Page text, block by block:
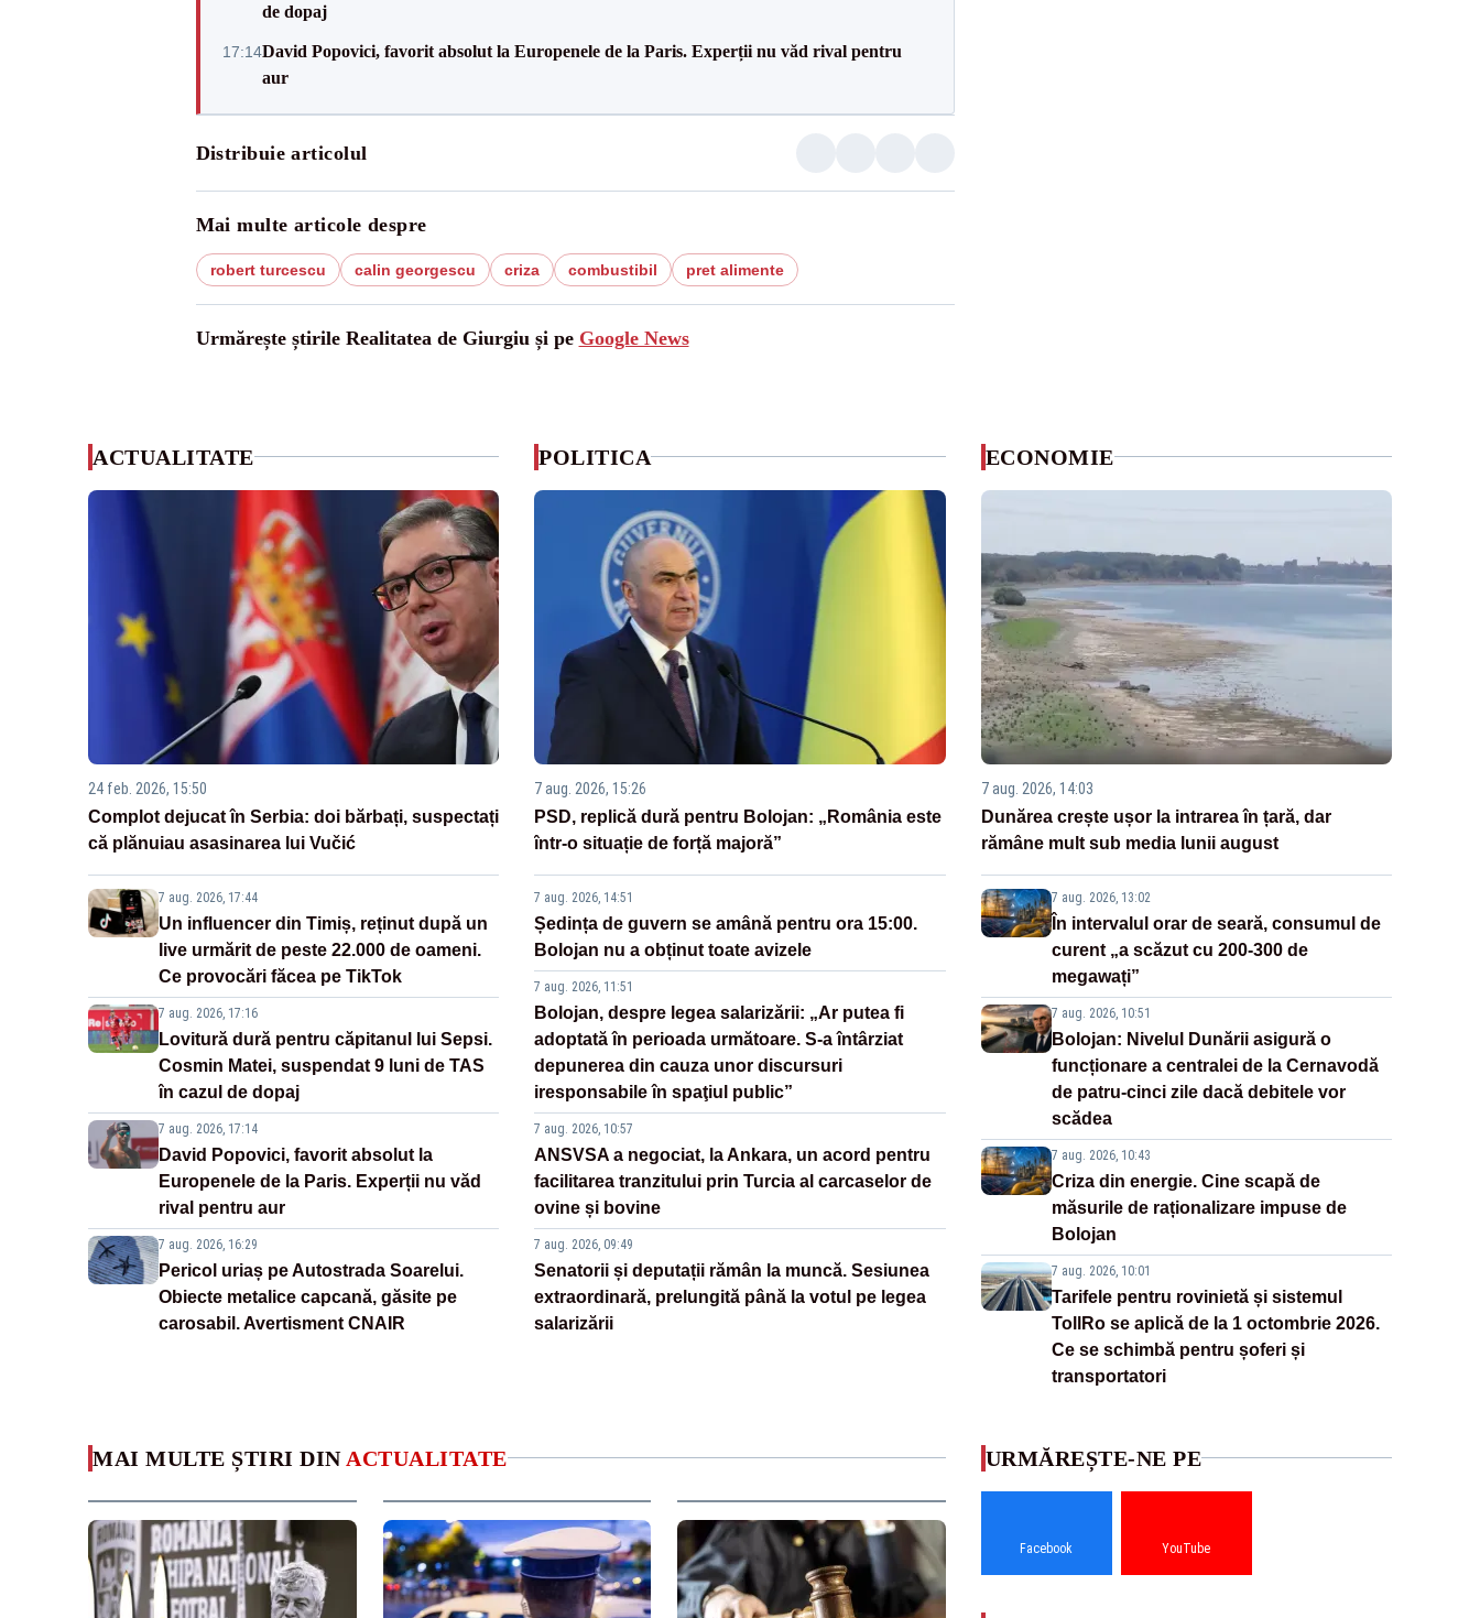
de dopaj
17:14David Popovici, favorit absolut la Europenele de la Paris. Experții nu văd rival pentru
aur
Distribuie articolul
Mai multe articole despre
robert turcescu calin georgescu criza combustibil pret alimente
Urmărește știrile Realitatea de Giurgiu și pe Google News
ACTUALITATE
24 feb. 2026, 15:50
Complot dejucat în Serbia: doi bărbați, suspectați
că plănuiau asasinarea lui Vučić
7 aug. 2026, 17:44
Un influencer din Timiș, reținut după un
live urmărit de peste 22.000 de oameni.
Ce provocări făcea pe TikTok
7 aug. 2026, 17:16
Lovitură dură pentru căpitanul lui Sepsi.
Cosmin Matei, suspendat 9 luni de TAS
în cazul de dopaj
7 aug. 2026, 17:14
David Popovici, favorit absolut la
Europenele de la Paris. Experții nu văd
rival pentru aur
7 aug. 2026, 16:29
Pericol uriaș pe Autostrada Soarelui.
Obiecte metalice capcană, găsite pe
carosabil. Avertisment CNAIR
POLITICA
7 aug. 2026, 15:26
PSD, replică dură pentru Bolojan: „România este
într-o situație de forță majoră”
7 aug. 2026, 14:51
Ședința de guvern se amână pentru ora 15:00.
Bolojan nu a obținut toate avizele
7 aug. 2026, 11:51
Bolojan, despre legea salarizării: „Ar putea fi
adoptată în perioada următoare. S-a întârziat
depunerea din cauza unor discursuri
iresponsabile în spaţiul public”
7 aug. 2026, 10:57
ANSVSA a negociat, la Ankara, un acord pentru
facilitarea tranzitului prin Turcia al carcaselor de
ovine și bovine
7 aug. 2026, 09:49
Senatorii și deputații rămân la muncă. Sesiunea
extraordinară, prelungită până la votul pe legea
salarizării
ECONOMIE
7 aug. 2026, 14:03
Dunărea crește ușor la intrarea în țară, dar
rămâne mult sub media lunii august
7 aug. 2026, 13:02
În intervalul orar de seară, consumul de
curent „a scăzut cu 200-300 de
megawați”
7 aug. 2026, 10:51
Bolojan: Nivelul Dunării asigură o
funcționare a centralei de la Cernavodă
de patru-cinci zile dacă debitele vor
scădea
7 aug. 2026, 10:43
Criza din energie. Cine scapă de
măsurile de raționalizare impuse de
Bolojan
7 aug. 2026, 10:01
Tarifele pentru rovinietă și sistemul
TollRo se aplică de la 1 octombrie 2026.
Ce se schimbă pentru șoferi și
transportatori
MAI MULTE ȘTIRI DIN ACTUALITATE URMĂREȘTE-NE PE
Facebook YouTube